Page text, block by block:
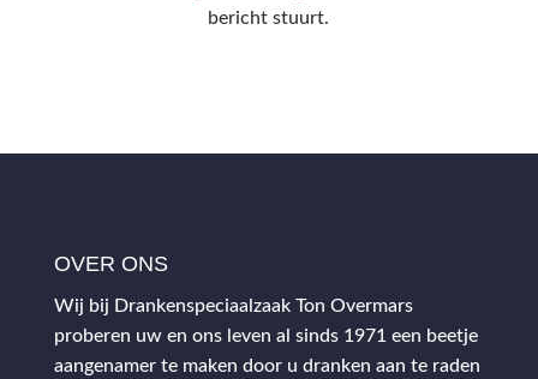
bericht stuurt.
OVER ONS
Wij bij Drankenspeciaalzaak Ton Overmars
proberen uw en ons leven al sinds 1971 een beetje
aangenamer te maken door u dranken aan te raden